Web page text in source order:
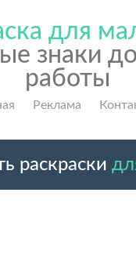
для
знаки
работы
Реклама
раскраски